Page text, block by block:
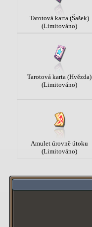
Tarotová karta (Šašek)
(Limitováno)
Tarotová karta (Hvězda)
(Limitováno)
Amulet úrovně útoku
(Limitováno)